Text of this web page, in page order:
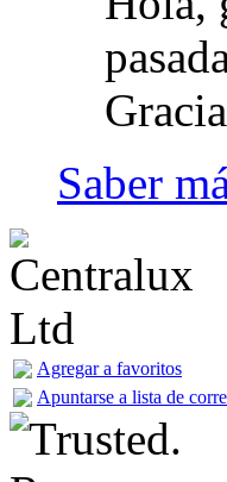
Saber
Agregar a favoritos
Apuntarse a lista de